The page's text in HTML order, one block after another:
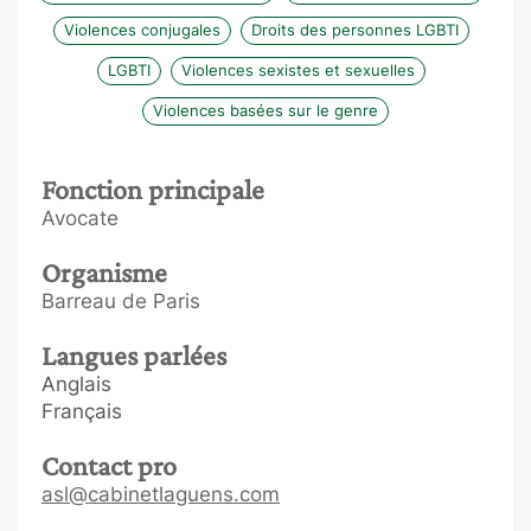
Violences conjugales Droits des personnes LGBTI
LGBTI Violences sexistes et sexuelles
Violences basées sur le genre
Fonction principale
Avocate
Organisme
Barreau de Paris
Langues parlées
Anglais
Français
Contact pro
asl@cabinetlaguens.com